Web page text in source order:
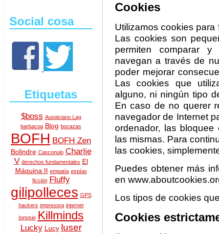
Social cosa
Etiquetas
$boss Auspiciano Lag
barbacoa Blog bocazas
BOFH BOFH Zen
Bolindre Casconulo Charlie
V derechos fundamentales El
Máquina II empatía espías
ficción
Fluffy
gilipolleces GPS
hackers impresora internet
Ionosio Killminds
Lucky Lucy luser
Cookies
Utilizamos cookies
Las cookies son
permiten comparar y
navegan a través de
poder mejorar
Las cookies que
alguno, ni ningún tipo
En caso de no querer
navegador de Internet
ordenador, las
las mismas. Para
las cookies,
Puedes obtener más
en
Los tipos de cookies
Cookies